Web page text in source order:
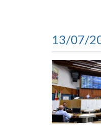
13/07/